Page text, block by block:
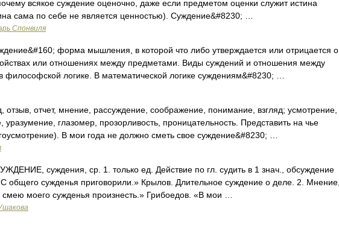
всякое суждение оценочно, даже если предметом оценки служит истина
сама по себе не является ценностью). Суждение&#8230; …
Спонвиля
форма мышления, в которой что либо утверждается или отрицается о
или отношениях между предметами. Виды суждений и отношения между
философской логике. В математической логике суждениям&#8230; …
отчет, мнение, рассуждение, соображение, понимание, взгляд; усмотрение,
уразумение, глазомер, прозорливость, проницательность. Представить на чье
В мои года не должно сметь свое суждение&#8230; …
суждения, ср. 1. только ед. Действие по гл. судить в 1 знач., обсуждение
общего сужденья приговорили.» Крылов. Длительное суждение о деле. 2. Мнение,
моего сужденья произнесть.» Грибоедов. «В мои …